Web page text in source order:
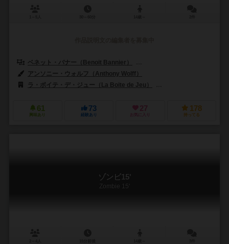
ベネット・バナー（Benoit Bannier）
アンソニー・ウォルフ（Anthony Wolff）
ラ・ボイテ・デ・ジュー（La Boite de Jeu）
61
興味あり
73
経験あり
27
お気に入り
178
持ってる
ゾンビ15'
Zombie 15'